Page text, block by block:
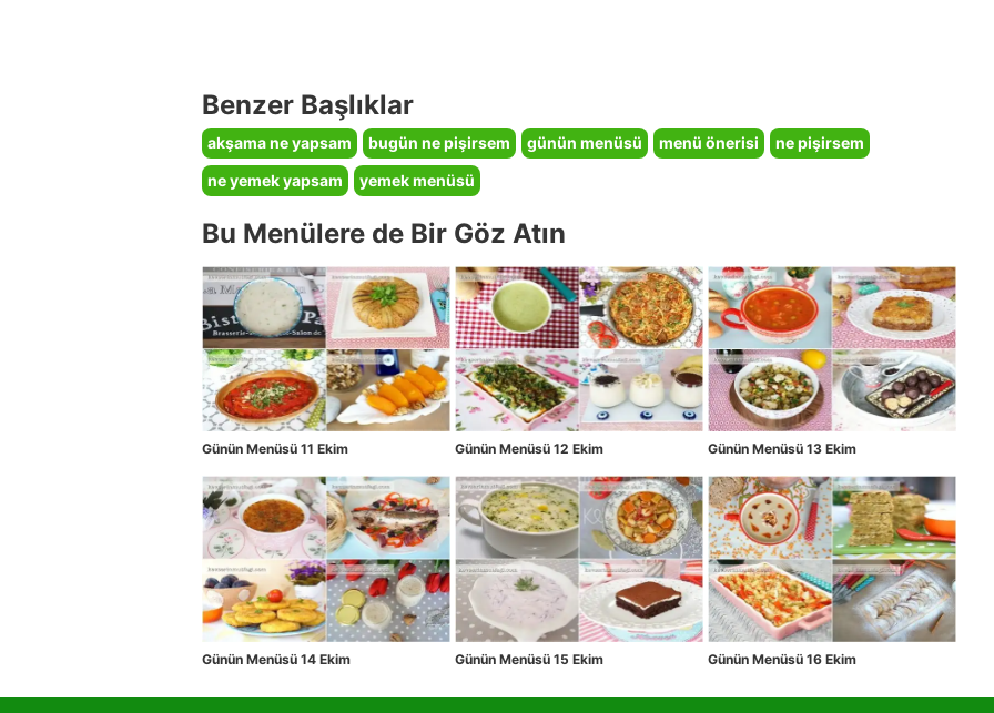
Benzer Başlıklar
akşama ne yapsam bugün ne pişirsem günün menüsü menü önerisi
ne pişirsem
ne yemek yapsam
yemek menüsü
Bu Menülere de Bir Göz Atın
Günün Menüsü 11 Ekim Günün Menüsü 12 Ekim Günün Menüsü 13 Ekim
Günün Menüsü 14 Ekim Günün Menüsü 15 Ekim Günün Menüsü 16 Ekim